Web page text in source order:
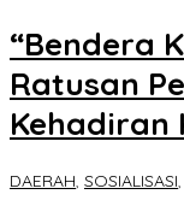
“Bendera
Ratusan
Kehadiran
DAERAH, SOSIALISASI,